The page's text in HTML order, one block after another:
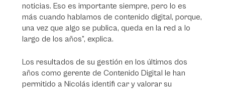
noticias. Eso es importante siempre, pero lo es
más cuando hablamos de contenido digital, porque,
una vez que algo se publica, queda en la red a lo
largo de los años”, explica.
Los resultados de su gestión en los últimos dos
años como gerente de Contenido Digital le han
permitido a Nicolás identifi car y valorar su